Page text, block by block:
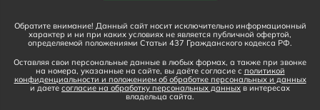
Обратите внимание! Данный сайт носит исключительно информационный
характер и ни при каких условиях не является публичной офертой,
определяемой положениями Статьи 437 Гражданского кодекса РФ.
Оставляя свои персональные данные в любых формах, а также при звонке
на номера, указанные на сайте, вы даёте согласие с политикой
конфиденциальности и положением об обработке персональных и данных
и даете согласие на обработку персональных данных в интересах
владельца сайта.